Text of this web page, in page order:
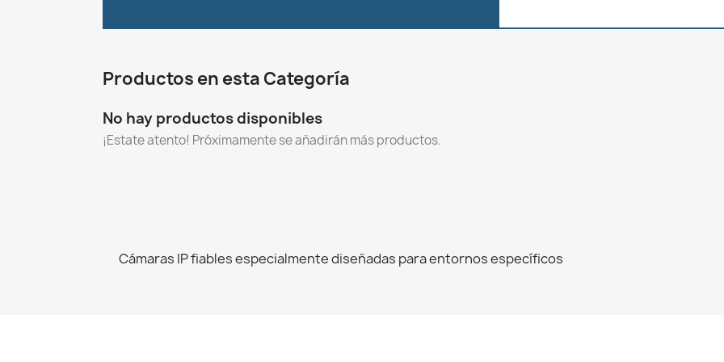
Productos en esta Categoría
No hay productos disponibles
¡Estate atento! Próximamente se añadirán más productos.
Cámaras IP fiables especialmente diseñadas para entornos específicos